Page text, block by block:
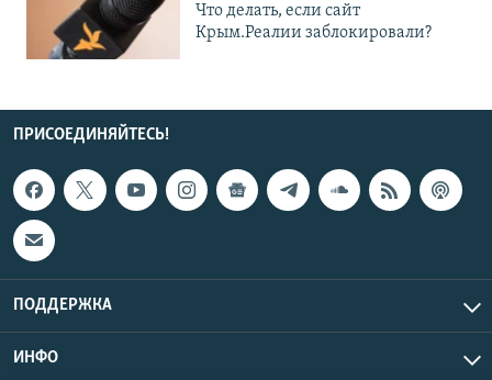
Что делать, если сайт
Крым.Реалии заблокировали?
ПРИСОЕДИНЯЙТЕСЬ!
ПОДДЕРЖКА
ИНФО